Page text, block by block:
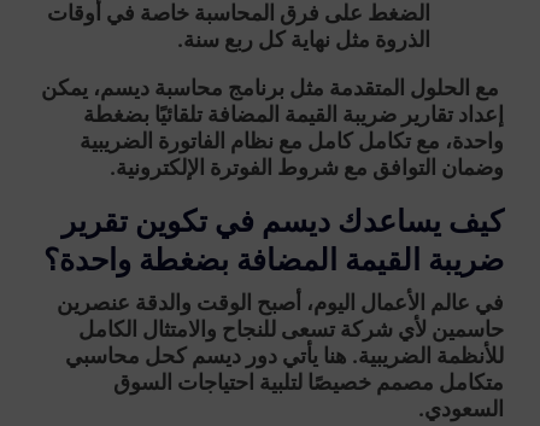
الضغط على فرق المحاسبة خاصة في أوقات
الذروة مثل نهاية كل ربع سنة.
مع الحلول المتقدمة مثل برنامج محاسبة ديسم، يمكن
إعداد تقارير ضريبة القيمة المضافة تلقائيًا بضغطة
واحدة، مع تكامل كامل مع نظام الفاتورة الضريبية
وضمان التوافق مع شروط الفوترة الإلكترونية.
كيف يساعدك ديسم في تكوين تقرير
ضريبة القيمة المضافة بضغطة واحدة؟
في عالم الأعمال اليوم، أصبح الوقت والدقة عنصرين
حاسمين لأي شركة تسعى للنجاح والامتثال الكامل
للأنظمة الضريبية. هنا يأتي دور ديسم كحل محاسبي
متكامل مصمم خصيصًا لتلبية احتياجات السوق
السعودي.